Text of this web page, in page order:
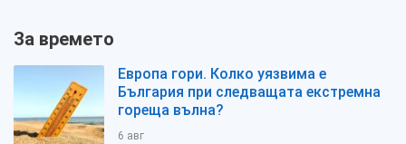
За времето
Европа гори. Колко уязвима е
България при следващата екстремна
гореща вълна?
6 авг